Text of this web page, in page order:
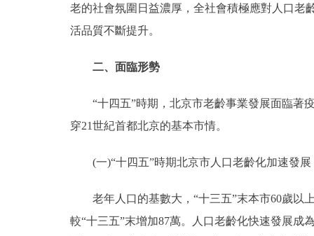
老的社會氛圍日益濃厚，全社會積極應對人口老
活品質不斷提升。
二、面臨形勢
“十四五”時期，北京市老齡事業發展面臨著疫
穿21世紀首都北京的基本市情。
(一)“十四五”時期北京市人口老齡化加速發展
老年人口的基數大，“十三五”末本市60歲以上
較“十三五”末增加87萬。人口老齡化快速發展成